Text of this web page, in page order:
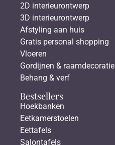
2D interieurontwerp
3D interieurontwerp
Afstyling aan huis
Gratis personal shopping
Vloeren
Gordijnen & raamdecoratie
Behang & verf
Bestsellers
Hoekbanken
Eetkamerstoelen
Eettafels
Salontafels